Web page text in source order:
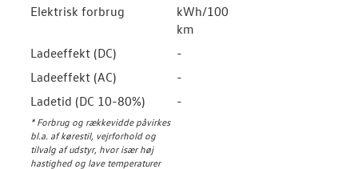
Elektrisk forbrug
kWh/100
km
Ladeeffekt (DC)
-
Ladeeffekt (AC)
-
Ladetid (DC 10-80%)
-
* Forbrug og rækkevidde påvirkes
bl.a. af kørestil, vejrforhold og
tilvalg af udstyr, hvor især høj
hastighed og lave temperaturer